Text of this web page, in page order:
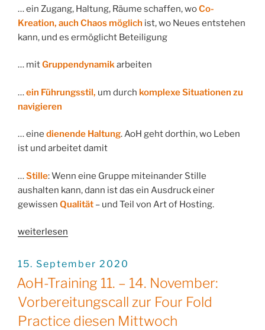
… ein Zugang, Haltung, Räume schaffen, woCo-
Kreation, auch Chaos möglich ist, wo Neues entstehen
kann, und es ermöglicht Beteiligung
… mitGruppendynamikarbeiten
…ein Führungsstil, um durch komplexe Situationen zu
navigieren
… eine dienende Haltung. AoH geht dorthin, wo Leben
ist und arbeitet damit
…Stille: Wenn eine Gruppe miteinander Stille
aushalten kann, dann ist das ein Ausdruck einer
gewissen Qualität – und Teil von Art of Hosting.
„Was
Art
Hosting?
Eine
Zusammenstellung
weiterlesen
VERÖFFENTLICHT
15. September 2020
AoH-Training 11. – 14. November:
Vorbereitungscall zur Four Fold
Practice diesen Mittwoch